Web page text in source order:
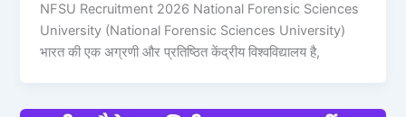
NFSU Recruitment 2026 National Forensic Sciences
University (National Forensic Sciences University)
भारत की एक अग्रणी और प्रतिष्ठित केंद्रीय विश्वविद्यालय है,